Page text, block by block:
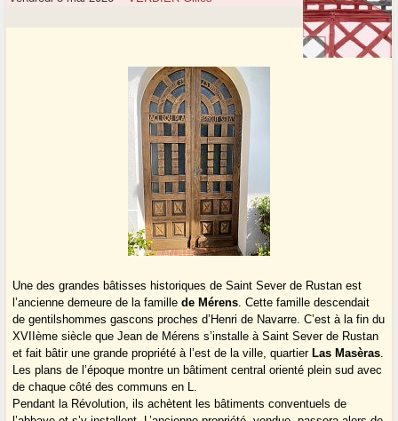
Une des grandes bâtisses historiques de Saint Sever de Rustan est
l’ancienne demeure de la famillede Mérens. Cette famille descendait
de gentilshommes gascons proches d’Henri de Navarre. C’est à la fin du
XVIIème siècle que Jean de Mérens s’installe à Saint Sever de Rustan
et fait bâtir une grande propriété à l’est de la ville, quartier Las Masèras.
Les plans de l’époque montre un bâtiment central orienté plein sud avec
de chaque côté des communs en L.
Pendant la Révolution, ils achètent les bâtiments conventuels de